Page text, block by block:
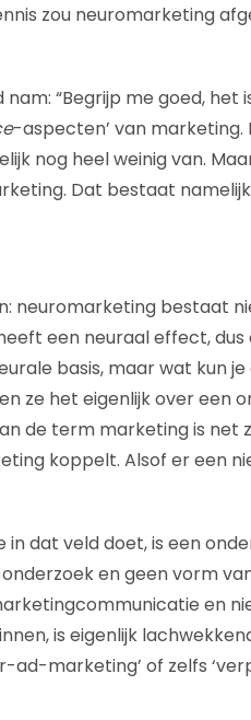
zou neuromarketing
“Begrijp me goed, het
-aspecten’ van marketing.
nog heel weinig van.
Dat bestaat namelijk
neuromarketing bestaat
een neuraal effect, dus
basis, maar wat kun
ze het eigenlijk over een
de term marketing is net
koppelt. Alsof er een
dat veld doet, is een
en geen vorm
en
is eigenlijk
ad-marketing’ of zelfs